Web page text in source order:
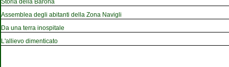
Storia della Barona
Assemblea degli abitanti della Zona Navigli
Da una terra inospitale
L'allievo dimenticato